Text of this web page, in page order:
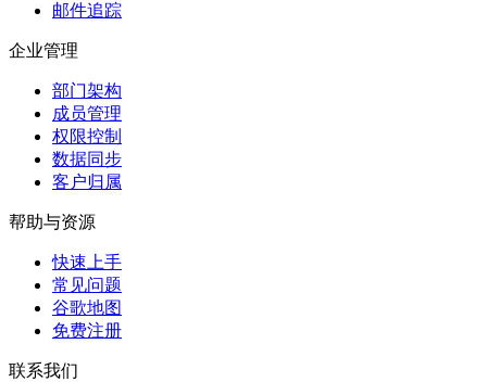
邮件追踪
企业管理
部门架构
成员管理
权限控制
数据同步
客户归属
帮助与资源
快速上手
常见问题
谷歌地图
免费注册
联系我们